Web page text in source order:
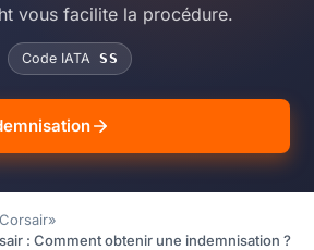
vous facilite la procédure.
Code IATA SS
Corsair»
: Comment obtenir une indemnisation ?